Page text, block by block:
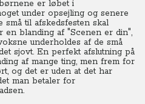
er løbet i
under opsejling og senere
små til afskedsfesten skal
en blanding af "Scenen er din",
underholdes af de små
sjovt. En perfekt afslutning på
af mange ting, men frem for
og det er uden at det har
man betaler for